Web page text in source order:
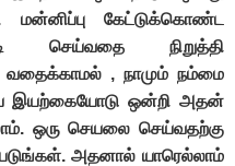
மன்னிப்பு கேட்டுக்கொண்ட
செய்வதை நிறுத்தி
, நாமும் நம்மை
இயற்கையோடு ஒன்றி அதன்
ஒரு செயலை செய்வதற்கு
அதனால் யாரெல்லாம்